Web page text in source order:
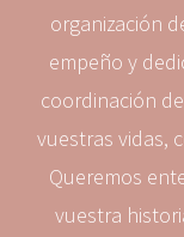
organización
empeño y
coordinación
vuestras vidas,
Queremos
vuestra